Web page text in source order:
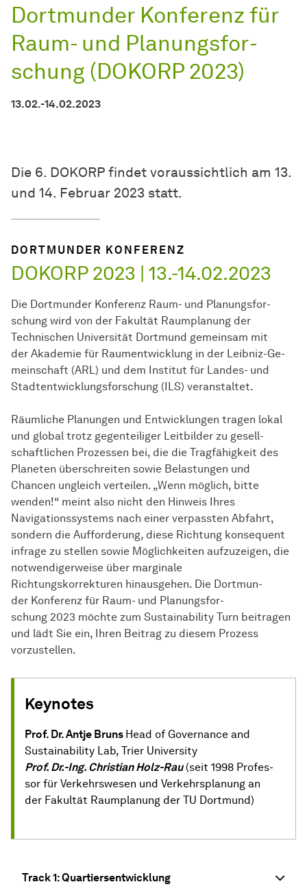
Dort­mun­der Kon­fe­renz für
Raum- und Pla­nungs­for­
schung (DOKORP 2023)
13.02.-14.02.2023
Die 6. DOKORP findet voraussichtlich am 13.
und 14. Februar 2023 statt.
DORTMUNDER KONFERENZ
DOKORP 2023 | 13.-14.02.2023
Die Dort­mun­der Kon­fe­renz Raum- und Pla­nungs­for­
schung wird von der Fa­kul­tät Raum­pla­nung der
Technischen Uni­ver­si­tät Dort­mund ge­mein­sam mit
der Akademie für Raumentwicklung in der Leibniz-Ge­
mein­schaft (ARL) und dem Institut für Lan­des- und
Stadtentwicklungsforschung (ILS) ver­an­stal­tet.
Räumliche Planungen und Ent­wick­lungen tragen lokal
und global trotz gegenteiliger Leitbilder zu ge­sell­
schaft­li­chen Pro­zes­sen bei, die die Tragfähigkeit des
Planeten überschreiten sowie Be­las­tungen und
Chancen ungleich verteilen. „Wenn mög­lich, bitte
wenden!“ meint also nicht den Hinweis Ihres
Navigationssystems nach einer verpassten Abfahrt,
sondern die Aufforderung, diese Rich­tung konsequent
infrage zu stellen sowie Mög­lich­keiten aufzuzeigen, die
notwendigerweise über marginale
Richtungskorrekturen hinausgehen. Die Dort­mun­
der Kon­fe­renz für Raum- und Pla­nungs­for­
schung 2023 möch­te zum Sustainability Turn beitragen
und lädt Sie ein, Ihren Bei­trag zu diesem Prozess
vorzustellen.
Keynotes
Prof. Dr. Antje Bruns Head of Gov­er­nance and
Sustainability Lab, Trier Uni­ver­sity
Prof. Dr.-Ing. Christian Holz-Rau(seit 1998 Pro­fes­
sor für Ver­kehrs­wesen und Ver­kehrs­planung an
der Fa­kul­tät Raum­pla­nung der TU Dort­mund)
Track 1: Quartiersentwicklung